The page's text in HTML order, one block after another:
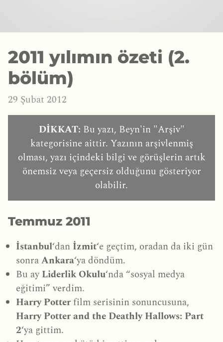
2011 yılımın özeti (2.
bölüm)
29 Şubat 2012
DİKKAT: Bu yazı, Beyn'in "Arşiv"
kategorisine aittir. Yazının arşivlenmiş
olması, yazı içindeki bilgi ve görüşlerin artık
önemsiz veya geçersiz olduğunu gösteriyor
olabilir.
Temmuz 2011
İstanbul‘dan İzmit‘e geçtim, oradan da iki gün
sonraAnkara‘ya döndüm.
Bu ayLiderlik Okulu‘nda “sosyal medya
eğitimi” verdim.
Harry Potterfilm serisinin sonuncusuna,
Harry Potter and the Deathly Hallows: Part
2‘ya gittim.